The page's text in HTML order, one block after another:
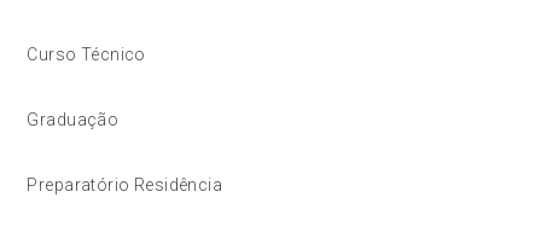
Curso Técnico
Graduação
Preparatório Residência